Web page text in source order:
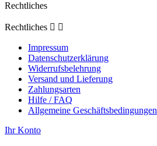
Rechtliches
Rechtliches  
Impressum
Datenschutzerklärung
Widerrufsbelehrung
Versand und Lieferung
Zahlungsarten
Hilfe / FAQ
Allgemeine Geschäftsbedingungen
Ihr Konto